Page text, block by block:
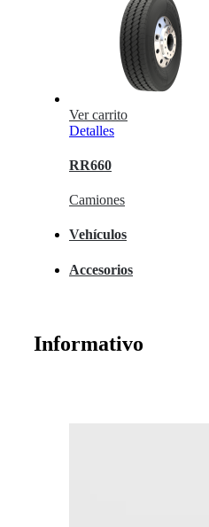
Ver carrito
Detalles
RR660
Camiones
Vehículos
Accesorios
Informativo